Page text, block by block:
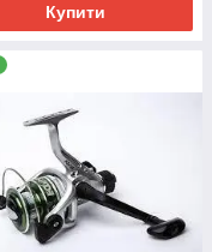
Купити